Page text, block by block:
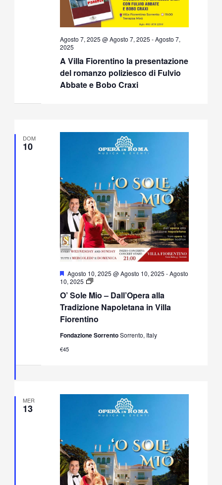
A Villa Fiorentino la presentazione
del romanzo poliziesco di Fulvio
Abbate e Bobo Craxi
Agosto 7, 2025 @ Agosto 7, 2025 -Agosto 7,
2025
DOM
10
O’ Sole Mio – Dall’Opera alla
Tradizione Napoletana in Villa
Fiorentino
Segnalati
Agosto 10, 2025 @ Agosto 10, 2025 -Agosto
10, 2025
O’
Mio
–
Dall’Opera
alla
Napoletana
Fondazione SorrentoSorrento, Italy
€45
MER
13